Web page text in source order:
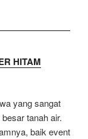
HITAM
yang sangat
tanah air.
baik event